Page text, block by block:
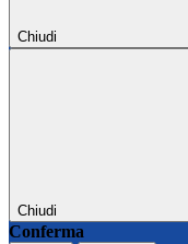
Chiudi
Chiudi
Conferma